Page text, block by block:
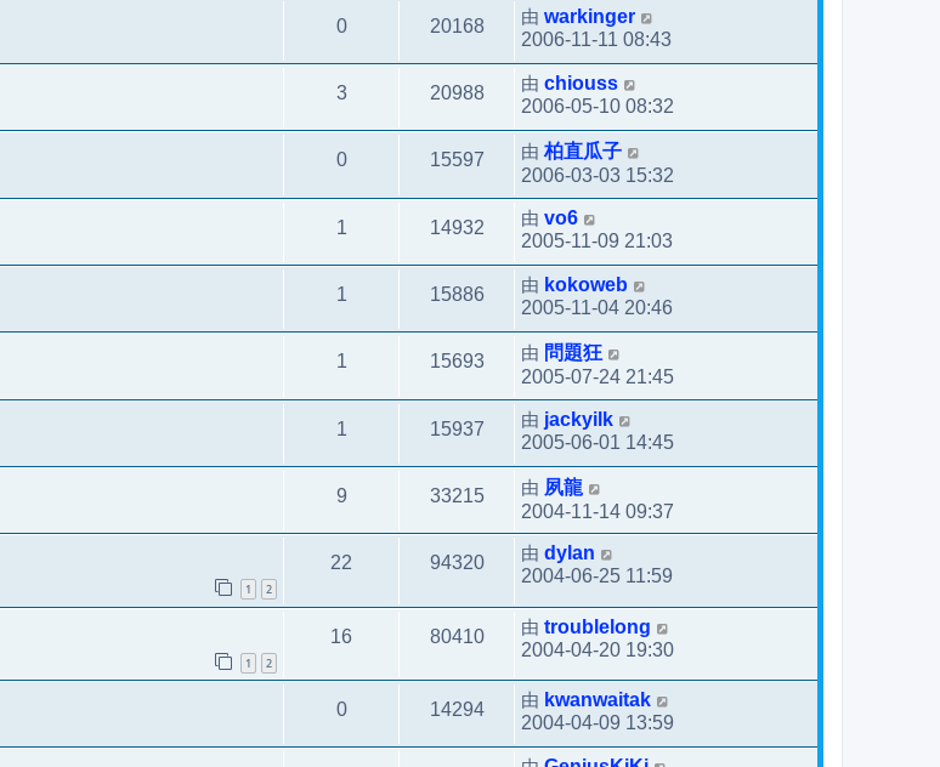
0 20168 由 warkinger
2006-11-11 08:43
3 20988 由 chiouss
2006-05-10 08:32
0 15597 由 柏直瓜子
2006-03-03 15:32
1 14932 由 vo6
2005-11-09 21:03
1 15886 由 kokoweb
2005-11-04 20:46
1 15693 由 問題狂
2005-07-24 21:45
1 15937 由 jackyilk
2005-06-01 14:45
9 33215 由 夙龍
2004-11-14 09:37
1 2
22 94320 由 dylan
2004-06-25 11:59
1 2
16 80410 由 troublelong
2004-04-20 19:30
0 14294 由 kwanwaitak
2004-04-09 13:59